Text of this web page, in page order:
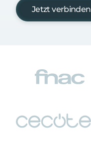
Jetzt verbinden